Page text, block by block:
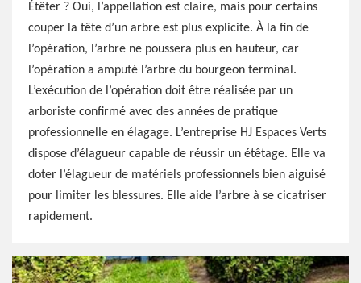
Étêter ? Oui, l’appellation est claire, mais pour certains
couper la tête d’un arbre est plus explicite. À la fin de
l’opération, l’arbre ne poussera plus en hauteur, car
l’opération a amputé l’arbre du bourgeon terminal.
L’exécution de l’opération doit être réalisée par un
arboriste confirmé avec des années de pratique
professionnelle en élagage. L’entreprise HJ Espaces Verts
dispose d’élagueur capable de réussir un étêtage. Elle va
doter l’élagueur de matériels professionnels bien aiguisé
pour limiter les blessures. Elle aide l’arbre à se cicatriser
rapidement.